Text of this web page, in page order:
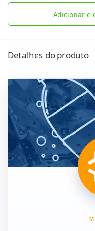
Adicionar e
Detalhes do produto